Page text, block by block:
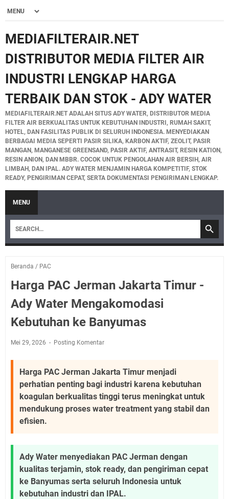
MEDIAFILTERAIR.NET
DISTRIBUTOR MEDIA FILTER AIR
INDUSTRI LENGKAP HARGA
TERBAIK DAN STOK - ADY WATER
MEDIAFILTERAIR.NET ADALAH SITUS ADY WATER, DISTRIBUTOR MEDIA
FILTER AIR BERKUALITAS UNTUK KEBUTUHAN INDUSTRI, RUMAH SAKIT,
HOTEL, DAN FASILITAS PUBLIK DI SELURUH INDONESIA. MENYEDIAKAN
BERBAGAI MEDIA SEPERTI PASIR SILIKA, KARBON AKTIF, ZEOLIT, PASIR
MANGAN, MANGANESE GREENSAND, PASIR AKTIF, ANTRASIT, RESIN KATION,
RESIN ANION, DAN MBBR. COCOK UNTUK PENGOLAHAN AIR BERSIH, AIR
LIMBAH, DAN IPAL. ADY WATER MENJAMIN HARGA KOMPETITIF, STOK
READY, PENGIRIMAN CEPAT, SERTA DOKUMENTASI PENGIRIMAN LENGKAP.
MENU
Beranda / PAC
Harga PAC Jerman Jakarta Timur -
Ady Water Mengakomodasi
Kebutuhan ke Banyumas
Mei 29, 2026 Posting Komentar
Harga PAC Jerman Jakarta Timur menjadi
perhatian penting bagi industri karena kebutuhan
koagulan berkualitas tinggi terus meningkat untuk
mendukung proses water treatment yang stabil dan
efisien.
Ady Water menyediakan PAC Jerman dengan
kualitas terjamin, stok ready, dan pengiriman cepat
ke Banyumas serta seluruh Indonesia untuk
kebutuhan industri dan IPAL.